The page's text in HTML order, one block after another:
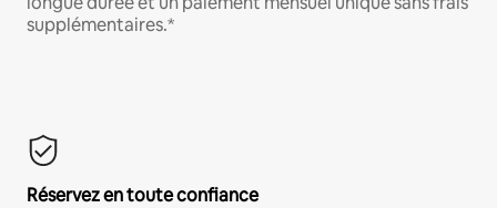
supplémentaires.*
Réservez en toute confiance